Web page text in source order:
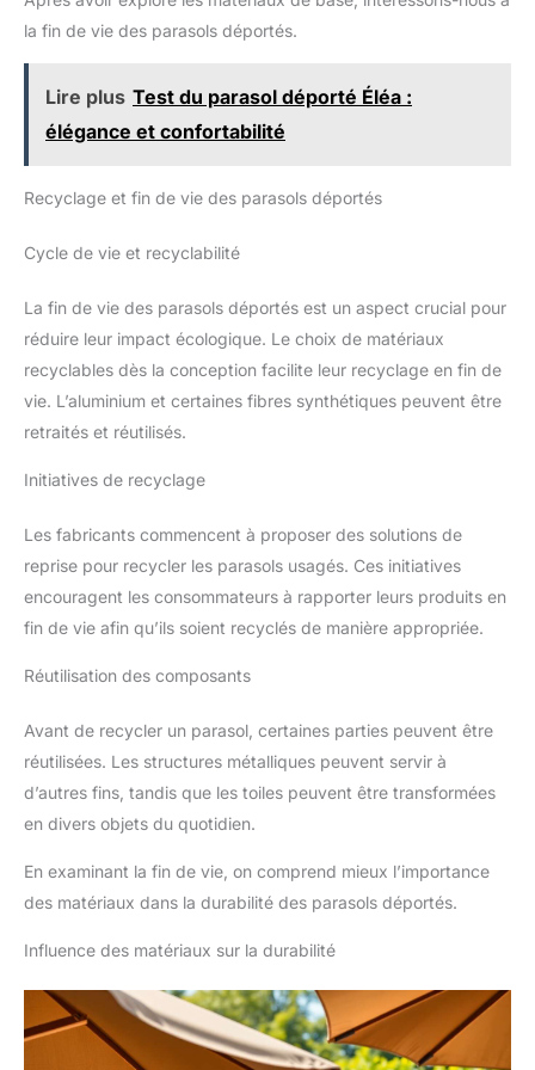
piscines,café et un magasin de
thé au lait, améliorant la
fonctionnalité et l'esthétique.
la fin de vie des parasols déportés.
Lire plus Test du parasol déporté Éléa :
élégance et confortabilité
Recyclage et fin de vie des parasols déportés
Cycle de vie et recyclabilité
La fin de vie des parasols déportés est un aspect crucial pour
réduire leur impact écologique. Le choix de matériaux
recyclables dès la conception facilite leur recyclage en fin de
vie. L’aluminium et certaines fibres synthétiques peuvent être
retraités et réutilisés.
Initiatives de recyclage
Les fabricants commencent à proposer des solutions de
reprise pour recycler les parasols usagés. Ces initiatives
encouragent les consommateurs à rapporter leurs produits en
fin de vie afin qu’ils soient recyclés de manière appropriée.
Réutilisation des composants
Avant de recycler un parasol, certaines parties peuvent être
réutilisées. Les structures métalliques peuvent servir à
d’autres fins, tandis que les toiles peuvent être transformées
en divers objets du quotidien.
En examinant la fin de vie, on comprend mieux l’importance
des matériaux dans la durabilité des parasols déportés.
Influence des matériaux sur la durabilité